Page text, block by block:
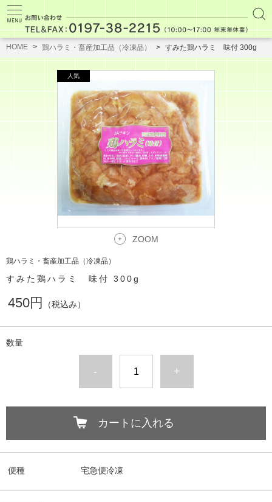
HOME 鶏ハラミ・畜産加工品（冷凍品） すみた鶏ハラミ 味付 300g
ZOOM
鶏ハラミ・畜産加工品（冷凍品）
すみた鶏ハラミ 味付 300g
450円 （税込み）
数量
- +
カートに入れる
便種 宅急便冷凍